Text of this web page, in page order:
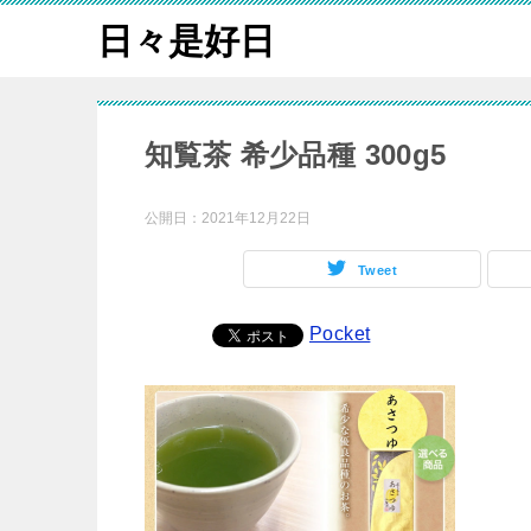
日々是好日
知覧茶 希少品種 300g5
公開日： 2021年12月22日
Tweet
Pocket